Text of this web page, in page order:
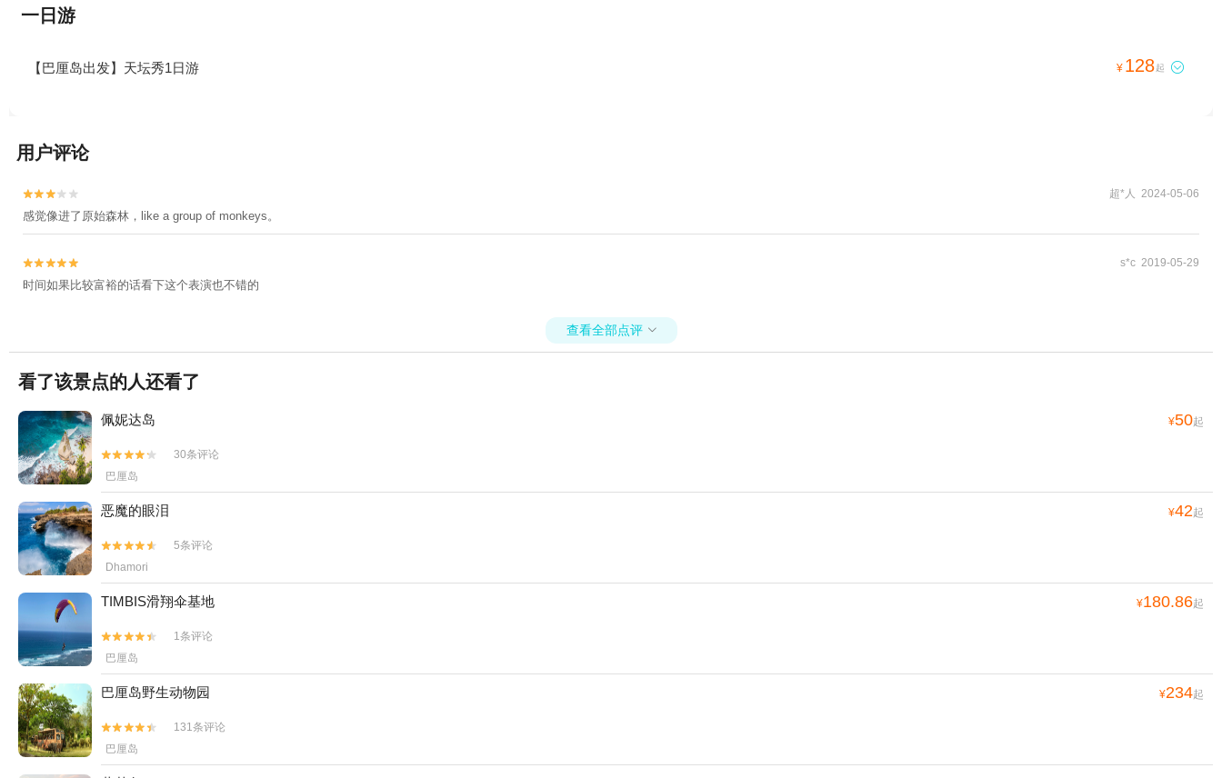
一日游
【巴厘岛出发】天坛秀1日游 ¥ 128起 
用户评论

 超*人 2024-05-06
感觉像进了原始森林，like a group of monkeys。

 s*c 2019-05-29
时间如果比较富裕的话看下这个表演也不错的
查看全部点评 
看了该景点的人还看了
佩妮达岛 ¥50起


30条评论
巴厘岛
恶魔的眼泪 ¥42起


5条评论
Dhamori
TIMBIS滑翔伞基地 ¥180.86起


1条评论
巴厘岛
巴厘岛野生动物园 ¥234起


131条评论
巴厘岛